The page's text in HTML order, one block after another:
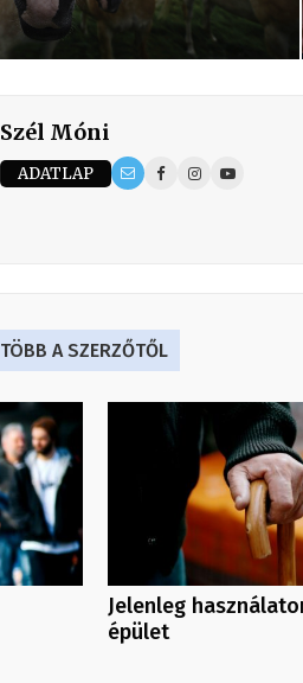
Szél Móni
ADATLAP
TÖBB A SZERZŐTŐL
Jelenleg
épület